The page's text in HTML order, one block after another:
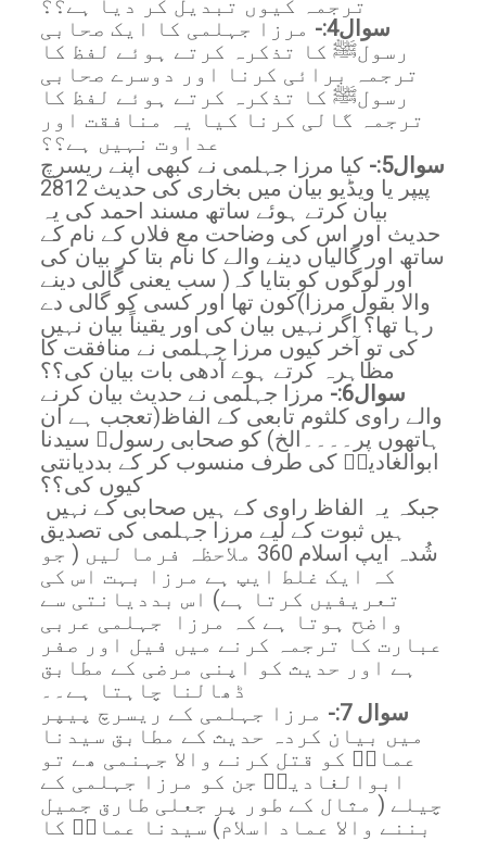
سوال4:-
مرزا جہلمی کا ایک صحابی
رسولﷺ کا تذکرہ کرتے ہوئے لفظ کا
ترجمہ برائی کرنا اور دوسرے صحابی
رسولﷺ کا تذکرہ کرتے ہوئے لفظ کا
ترجمہ گالی کرنا کیا یہ منافقت اور
سوال5:-
کیا مرزا جہلمی نے کبھی اپنے ریسرچ
پیپر یا ویڈیو بیان میں بخاری کی حدیث 2812
بیان کرتے ہوئے ساتھ مسند احمد کی یہ
حدیث اور اس کی وضاحت مع فلاں کے نام کے
ساتھ اور گالیاں دینے والے کا نام بتا کر بیان کی
اور لوگوں کو بتایا کہ( سب یعنی گالی دینے
والا بقول مرزا)کون تھا اور کسی کو گالی دے
رہا تھا؟ اگر نہیں بیان کی اور یقیناً بیان نہیں
کی تو آخر کیوں مرزا جہلمی نے منافقت کا
مظاہرہ کرتے ہوے آدھی بات بیان کی؟؟
سوال6:-
مرزا جہلمی نے حدیث بیان کرنے
والے راوی کلثوم تابعی کے الفاظ(تعجب ہے ان
ہاتھوں پر۔۔۔۔الخ) کو صحابی رسولﷺ سیدنا
ابوالغادیہؓ کی طرف منسوب کر کے بددیانتی
کیوں کی؟؟
ہیں ثبوت کے لیے مرزا جہلمی کی تصدیق
شُدہ ایپ اسلام 360 ملاحظہ فرما لیں ( جو
کہ ایک غلط ایپ ہے مرزا بہت اس کی
تعریفیں کرتا ہے) اس بددیانتی سے
واضح ہوتا ہے کہ مرزا جہلمی عربی
عبارت کا ترجمہ کرنے میں فیل اور صفر
ہے اور حدیث کو اپنی مرضی کے مطابق
ڈھالنا چاہتا ہے۔۔
سوال 7:-
مرزا جہلمی کے ریسرچ پیپر
میں بیان کردہ حدیث کے مطابق سیدنا
عمارؓ کو قتل کرنے والا جہنمی ھے تو
ابوالغادیہؓ جن کو مرزا جہلمی کے
چیلے ( مثال کے طور پر جعلی طارق جمیل
بننے والا عماد اسلام) سیدنا عمارؓ کا